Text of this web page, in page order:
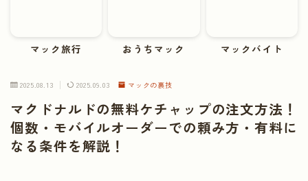
マック旅行 おうちマック マックバイト
2025.08.13 2025.09.03 マックの裏技
マクドナルドの無料ケチャップの注文方法！
個数・モバイルオーダーでの頼み方・有料に
なる条件を解説！